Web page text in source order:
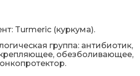
Turmeric (куркума).
группа: антибиотик,
обезболивающее,